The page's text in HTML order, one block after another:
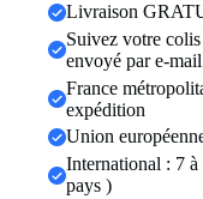
anneaux
inoxydable
hommes,
mariage
Livraison
Suivez votre
envoyé par e-
France
expédition
Union
International : 7
pays )